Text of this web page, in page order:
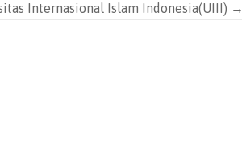
Internasional Islam Indonesia(UIII) →